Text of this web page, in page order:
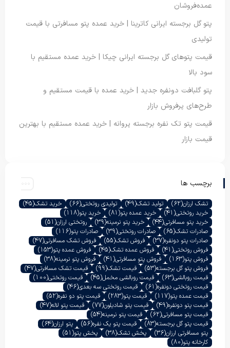
عمده‌فروشان
پتو گل برجسته ایرانی کاترینا | خرید عمده پتو مسافرتی با قیمت
تولیدی
قیمت پتوهای گل برجسته ایرانی چیکا | خرید عمده مستقیم با
سود بالا
پتو گلبافت دونفره جدید | خرید عمده با قیمت مستقیم و
طرح‌های پرفروش بازار
قیمت پتو تک نفره برجسته پروانه | خرید عمده مستقیم با بهترین
قیمت بازار
برچسب ها
تشک ارزان(62) تولید تشک(49) تولیدی روتختی(66) خرید تشک(45)
خرید روتختی(41) خرید عمده پتو(81) خرید پتو(118)
خرید پتو مسافرتی(44) خرید پتو نرمینه(39) روتختی ارزان(51)
صادرات تشک(65) صادرات روتختی(39) صادرات پتو(116)
صادرات پتو دونفره(37) فروش تشک(55) فروش تشک مسافرتی(47)
فروش روتختی(41) فروش عمده تشک(45) فروش عمده پتو(153)
فروش پتو(163) فروش پتو مسافرتی(41) فروش پتو نرمینه(38)
فروش پتو گل برجسته(53) قیمت تشک(99) قیمت تشک مسافرتی(47)
قیمت روبالشی(63) قیمت روبالشی مخمل(45) قیمت روتختی(100)
قیمت روتختی دونفره(61) قیمت روتختی سه بعدی(46)
قیمت عمده پتو(117) قیمت پتو(283) قیمت پتو دو نفره(52)
قیمت پتو دونفره(49) قیمت پتو شادیلون(77) قیمت پتو لاله(47)
قیمت پتو مسافرتی(62) قیمت پتو نرمینه(54)
قیمت پتو گل برجسته(83) قیمت پتو یک نفره(56) پتو ارزان(64)
پتو مسافرتی ارزان(36) پخش تشک(38) پخش پتو(51)
کارخانه پتو(80)